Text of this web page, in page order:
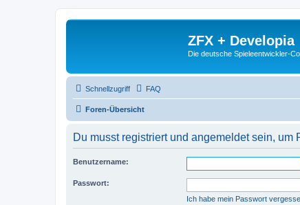
ZFX + Developia
Die deutsche Spieleentwickler-
Schnellzugriff FAQ
Foren-Übersicht
Du musst registriert und angemeldet sein, um
Benutzername:
Passwort:
Ich habe mein Passwort